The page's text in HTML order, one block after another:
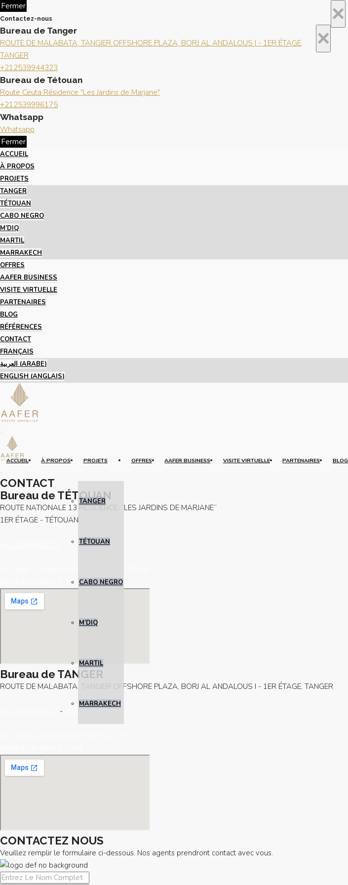
×
Fermer
Contactez-nous
×
Bureau de Tanger
ROUTE DE MALABATA, TANGIER OFFSHORE PLAZA, BORJ AL ANDALOUS I - 1ER ÉTAGE,
TANGER
+212539944323
Bureau de Tétouan
Route Ceuta Résidence "Les Jardins de Marjane"
+212539996175
Whatsapp
Whatsapp
Fermer
ACCUEIL
À PROPOS
PROJETS
TANGER
TÉTOUAN
CABO NEGRO
M’DIQ
MARTIL
MARRAKECH
OFFRES
AAFER BUSINESS
VISITE VIRTUELLE
PARTENAIRES
BLOG
RÉFÉRENCES
CONTACT
FRANÇAIS
العربية (ARABE)
ENGLISH (ANGLAIS)
ACCUEIL À PROPOS PROJETS
TANGER
TÉTOUAN
CABO NEGRO
M’DIQ
MARTIL
MARRAKECH
OFFRES AAFER BUSINESS VISITE VIRTUELLE PARTENAIRES BLOG
CONTACT
Bureau de TÉTOUAN
ROUTE NATIONALE 13 RÉSIDENCE, “LES JARDINS DE MARJANE”
1ER ÉTAGE - TÉTOUAN
Samedi De 09 H À 13 H
Bureau de TANGER
ROUTE DE MALABATA, TANGIER OFFSHORE PLAZA, BORJ AL ANDALOUS I - 1ER ÉTAGE, TANGER
- +212665787781
CONTACTEZ NOUS
Veuillez remplir le formulaire ci-dessous. Nos agents prendront contact avec vous.